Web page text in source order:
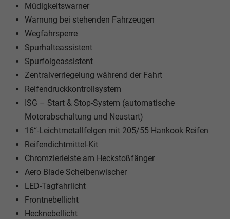
Müdigkeitswarner
Warnung bei stehenden Fahrzeugen
Wegfahrsperre
Spurhalteassistent
Spurfolgeassistent
Zentralverriegelung während der Fahrt
Reifendruckkontrollsystem
ISG – Start & Stop-System (automatische
Motorabschaltung und Neustart)
16“-Leichtmetallfelgen mit 205/55 Hankook Reifen
Reifendichtmittel-Kit
Chromzierleiste am Heckstoßfänger
Aero Blade Scheibenwischer
LED-Tagfahrlicht
Frontnebellicht
Hecknebellicht